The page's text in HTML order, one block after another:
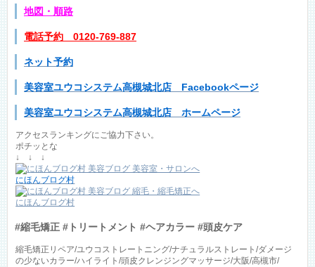
地図 ・順路
電話予約 0120-769-887
ネット予約
美容室ユウコシステム高槻城北店 Facebookページ
美容室ユウコシステム高槻城北店 ホームページ
アクセスランキングにご協力下さい。
ポチッとな
↓ ↓ ↓
にほんブログ村
にほんブログ村
#縮毛矯正 #トリートメント #ヘアカラー #頭皮ケア
縮毛矯正リペア/ユウコストレートニング/ナチュラルストレート/ダメージ
の少ないカラー/ハイライト/頭皮クレンジングマッサージ/大阪/高槻市/